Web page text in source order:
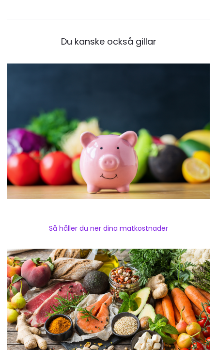
Du kanske också gillar
Så håller du ner dina matkostnader